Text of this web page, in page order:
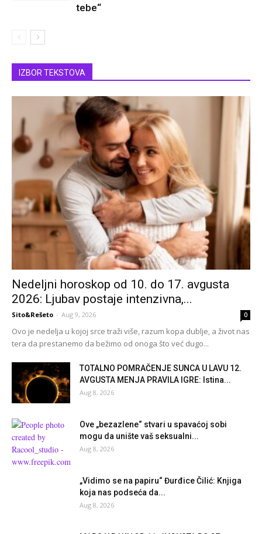
tebe“
IZBOR TEKSTOVA
Nedeljni horoskop od 10. do 17. avgusta
2026: Ljubav postaje intenzivna,...
Sito&Rešeto - Aug 9, 2026 0
Ovo je nedelja u kojoj srce traži više, razum kopa dublje, a život nas
tera da prestanemo da bežimo od onoga što već dugo...
TOTALNO POMRAČENJE SUNCA U LAVU 12.
AVGUSTA MENJA PRAVILA IGRE: Istina...
Aug 8, 2026
Ove „bezazlene“ stvari u spavaćoj sobi
mogu da unište vaš seksualni...
Aug 8, 2026
„Vidimo se na papiru“ Đurđice Čilić: Knjiga
koja nas podseća da...
Aug 8, 2026